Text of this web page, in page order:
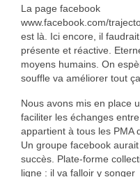
La page facebook
www.facebook.com/
est là. Ici encore, il
présente et réactive.
moyens humains. On
souffle va améliorer tout ça.
Nous avons mis en place
faciliter les échanges
appartient à tous les PMA
Un groupe facebook
succès. Plate-forme
ligne : il va falloir y songer